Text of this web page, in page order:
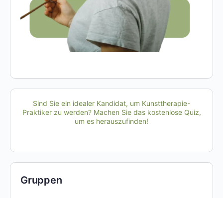
Sind Sie ein idealer Kandidat, um Kunsttherapie-
Praktiker zu werden? Machen Sie das kostenlose Quiz,
um es herauszufinden!
Gruppen